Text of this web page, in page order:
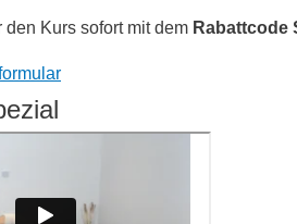
den Kurs sofort mit dem Rabattcode